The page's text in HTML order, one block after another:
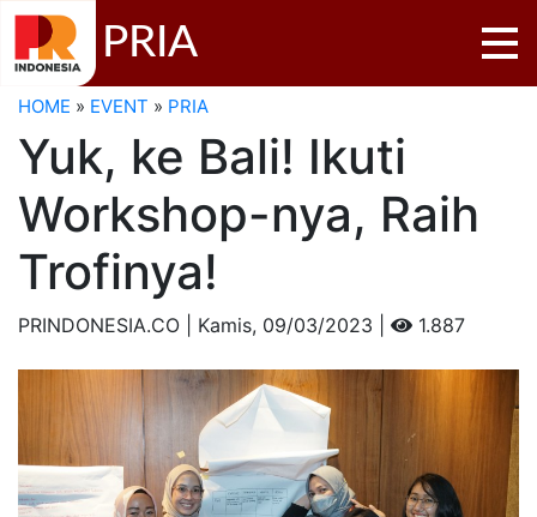
PRIA
HOME » EVENT » PRIA
Yuk, ke Bali! Ikuti
Workshop-nya, Raih
Trofinya!
PRINDONESIA.CO | Kamis, 09/03/2023 | 1.887